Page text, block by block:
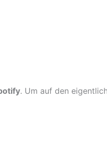
. Um auf den